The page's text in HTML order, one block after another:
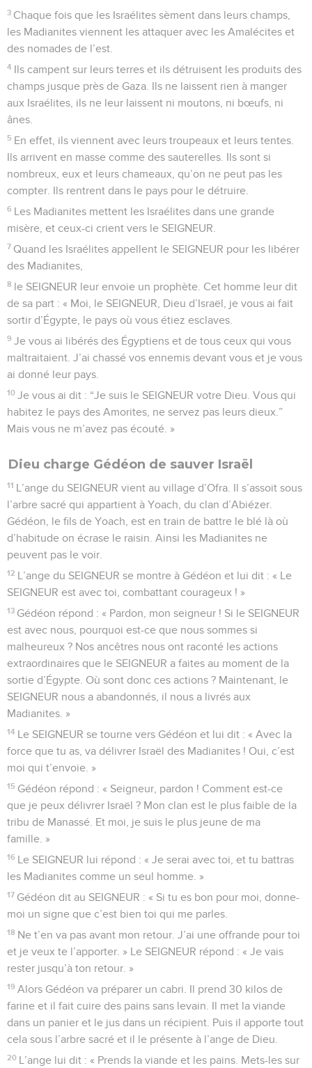
3 Chaque fois que les Israélites sèment dans leurs champs,
les Madianites viennent les attaquer avec les Amalécites et
des nomades de l’est.
4 Ils campent sur leurs terres et ils détruisent les produits des
champs jusque près de Gaza. Ils ne laissent rien à manger
aux Israélites, ils ne leur laissent ni moutons, ni bœufs, ni
ânes.
5 En effet, ils viennent avec leurs troupeaux et leurs tentes.
Ils arrivent en masse comme des sauterelles. Ils sont si
nombreux, eux et leurs chameaux, qu’on ne peut pas les
compter. Ils rentrent dans le pays pour le détruire.
6 Les Madianites mettent les Israélites dans une grande
misère, et ceux-ci crient vers le SEIGNEUR.
7 Quand les Israélites appellent le SEIGNEUR pour les libérer
des Madianites,
8 le SEIGNEUR leur envoie un prophète. Cet homme leur dit
de sa part : « Moi, le SEIGNEUR, Dieu d’Israël, je vous ai fait
sortir d’Égypte, le pays où vous étiez esclaves.
9 Je vous ai libérés des Égyptiens et de tous ceux qui vous
maltraitaient. J’ai chassé vos ennemis devant vous et je vous
ai donné leur pays.
10 Je vous ai dit : “Je suis le SEIGNEUR votre Dieu. Vous qui
habitez le pays des Amorites, ne servez pas leurs dieux.”
Mais vous ne m’avez pas écouté. »
Dieu charge Gédéon de sauver Israël
11 L’ange du SEIGNEUR vient au village d’Ofra. Il s’assoit sous
l’arbre sacré qui appartient à Yoach, du clan d’Abiézer.
Gédéon, le fils de Yoach, est en train de battre le blé là où
d’habitude on écrase le raisin. Ainsi les Madianites ne
peuvent pas le voir.
12 L’ange du SEIGNEUR se montre à Gédéon et lui dit : « Le
SEIGNEUR est avec toi, combattant courageux ! »
13 Gédéon répond : « Pardon, mon seigneur ! Si le SEIGNEUR
est avec nous, pourquoi est-ce que nous sommes si
malheureux ? Nos ancêtres nous ont raconté les actions
extraordinaires que le SEIGNEUR a faites au moment de la
sortie d’Égypte. Où sont donc ces actions ? Maintenant, le
SEIGNEUR nous a abandonnés, il nous a livrés aux
Madianites. »
14 Le SEIGNEUR se tourne vers Gédéon et lui dit : « Avec la
force que tu as, va délivrer Israël des Madianites ! Oui, c’est
moi qui t’envoie. »
15 Gédéon répond : « Seigneur, pardon ! Comment est-ce
que je peux délivrer Israël ? Mon clan est le plus faible de la
tribu de Manassé. Et moi, je suis le plus jeune de ma
famille. »
16 Le SEIGNEUR lui répond : « Je serai avec toi, et tu battras
les Madianites comme un seul homme. »
17 Gédéon dit au SEIGNEUR : « Si tu es bon pour moi, donne-
moi un signe que c’est bien toi qui me parles.
18 Ne t’en va pas avant mon retour. J’ai une offrande pour toi
et je veux te l’apporter. » Le SEIGNEUR répond : « Je vais
rester jusqu’à ton retour. »
19 Alors Gédéon va préparer un cabri. Il prend 30 kilos de
farine et il fait cuire des pains sans levain. Il met la viande
dans un panier et le jus dans un récipient. Puis il apporte tout
cela sous l’arbre sacré et il le présente à l’ange de Dieu.
20 L’ange lui dit : « Prends la viande et les pains. Mets-les sur